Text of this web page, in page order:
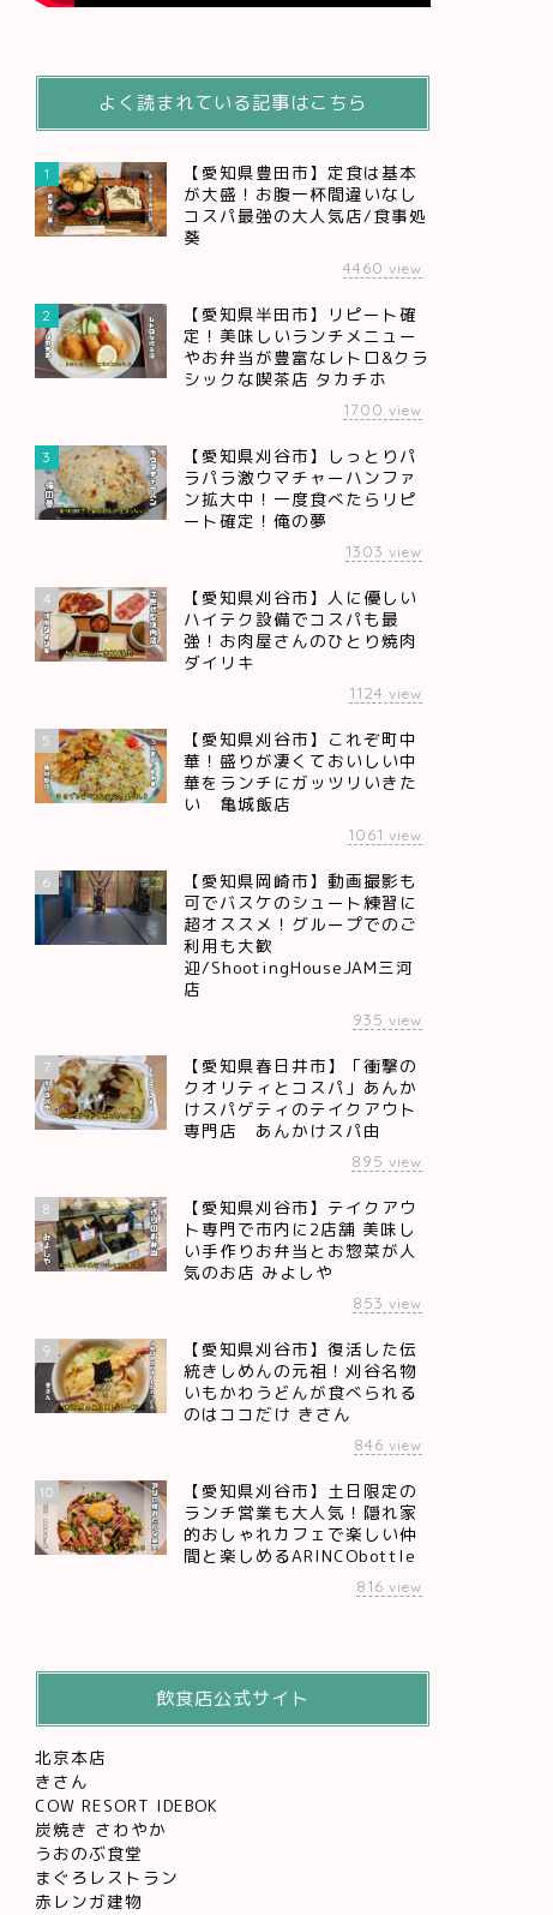
よく読まれている記事はこちら
1
【愛知県豊田市】定食は基本
が大盛！お腹一杯間違いなし
コスパ最強の大人気店/食事処
葵
4460 view
2
【愛知県半田市】リピート確
定！美味しいランチメニュー
やお弁当が豊富なレトロ&クラ
シックな喫茶店 タカチホ
1700 view
3
【愛知県刈谷市】しっとりパ
ラパラ激ウマチャーハンファ
ン拡大中！一度食べたらリピ
ート確定！俺の夢
1303 view
4
【愛知県刈谷市】人に優しい
ハイテク設備でコスパも最
強！お肉屋さんのひとり焼肉
ダイリキ
1124 view
5
【愛知県刈谷市】これぞ町中
華！盛りが凄くておいしい中
華をランチにガッツリいきた
い 亀城飯店
1061 view
6
【愛知県岡崎市】動画撮影も
可でバスケのシュート練習に
超オススメ！グループでのご
利用も大歓
迎/ShootingHouseJAM三河
店
935 view
7
【愛知県春日井市】「衝撃の
クオリティとコスパ」あんか
けスパゲティのテイクアウト
専門店 あんかけスパ由
895 view
8
【愛知県刈谷市】テイクアウ
ト専門で市内に2店舗 美味し
い手作りお弁当とお惣菜が人
気のお店 みよしや
853 view
9
【愛知県刈谷市】復活した伝
統きしめんの元祖！刈谷名物
いもかわうどんが食べられる
のはココだけ きさん
846 view
10
【愛知県刈谷市】土日限定の
ランチ営業も大人気！隠れ家
的おしゃれカフェで楽しい仲
間と楽しめるARINCObottle
816 view
飲食店公式サイト
北京本店
きさん
COW RESORT IDEBOK
炭焼き さわやか
うおのぶ食堂
まぐろレストラン
赤レンガ建物